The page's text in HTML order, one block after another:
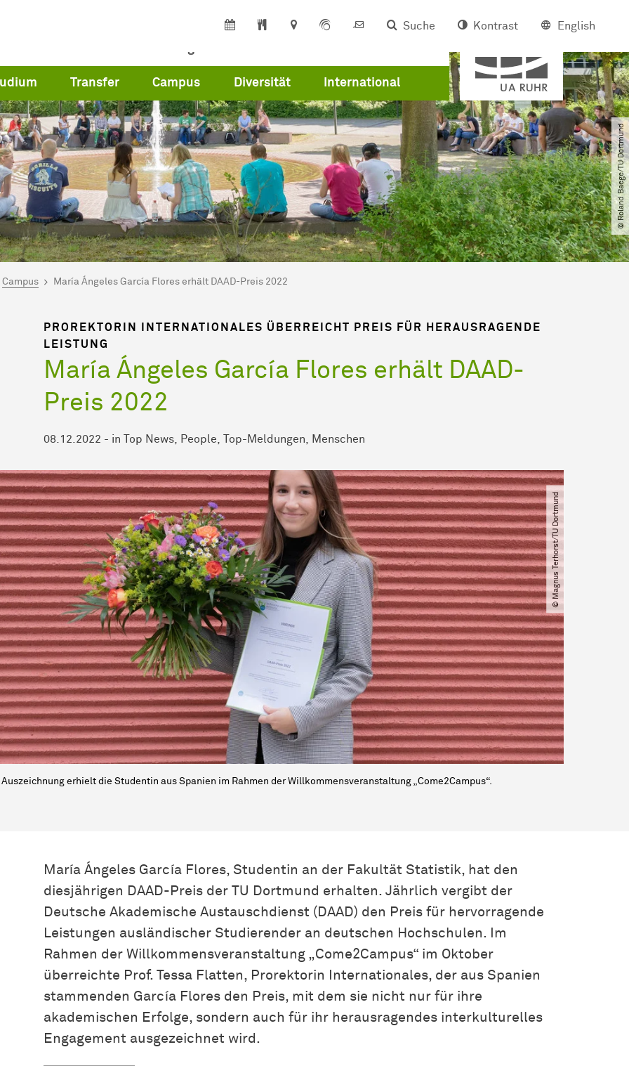
Suche Kontrast English
Transfer Campus Diversität International
© Roland Baege​/​TU Dortmund
hier:
Campus María Ángeles García Flores erhält DAAD-Preis 2022
PROREKTORIN INTERNATIONALES ÜBERREICHT PREIS FÜR HERAUSRAGENDE
LEISTUNG
María Ángeles García Flores erhält DAAD-
Preis 2022
08.12.2022 - in Top News People Top-Meldungen Menschen
© Magnus Terhorst​/​TU Dortmund
Auszeichnung erhielt die Studentin aus Spanien im Rahmen der Willkommensveranstaltung „Come2Campus“.
María Ángeles García Flores, Studentin an der Fakultät Statistik, hat den
diesjährigen DAAD-Preis der TU Dortmund erhalten. Jährlich vergibt der
Deutsche Akademische Austauschdienst (DAAD) den Preis für hervorragende
Leistungen ausländischer Studierender an deutschen Hochschulen. Im
Rahmen der Willkommensveranstaltung „Come2Campus“ im Oktober
überreichte Prof. Tessa Flatten, Prorektorin Internationales, der aus Spanien
stammenden García Flores den Preis, mit dem sie nicht nur für ihre
akademischen Erfolge, sondern auch für ihr herausragendes interkulturelles
Engagement ausgezeichnet wird.